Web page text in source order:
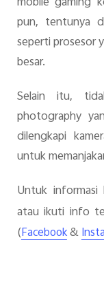
pun, tentunya
seperti prosesor
besar.
Selain itu,
photography
dilengkapi
untuk
Untuk
atau ikuti info
(Facebook&